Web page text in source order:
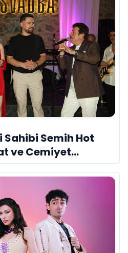
Semih Hot
ve Cemiyet
Kutladı!